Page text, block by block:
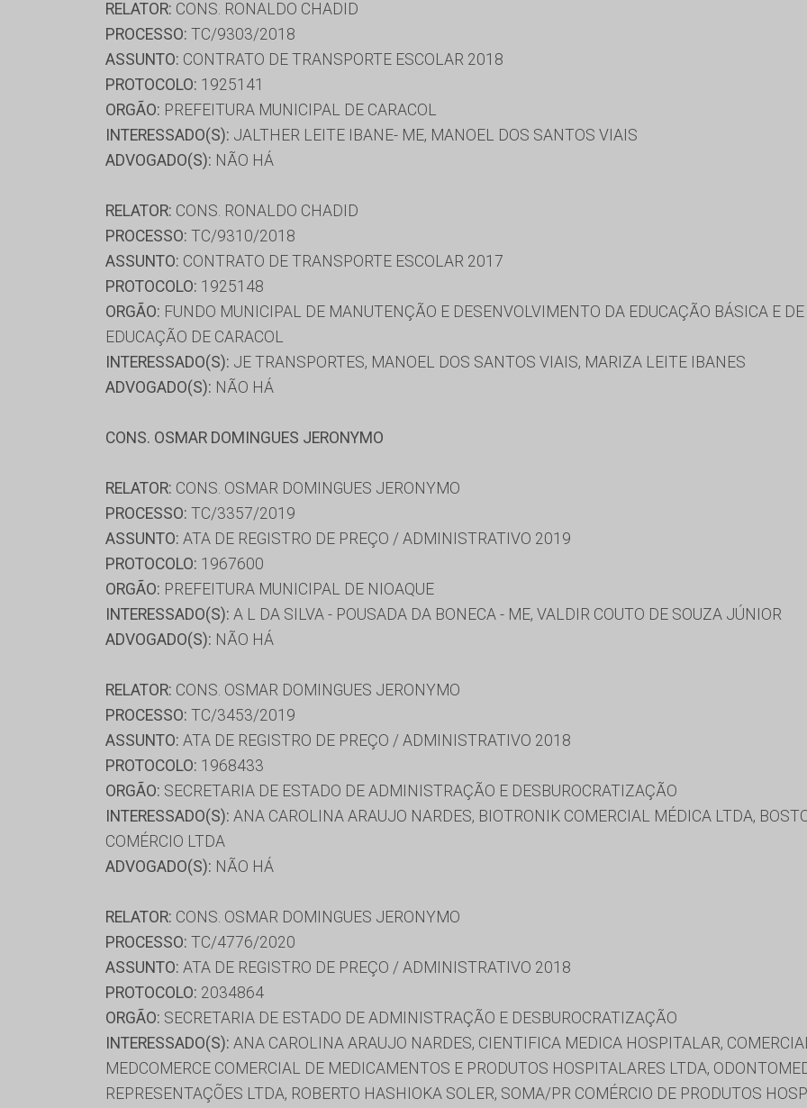
RELATOR: CONS. RONALDO CHADID
PROCESSO: TC/9303/2018
ASSUNTO: CONTRATO DE TRANSPORTE ESCOLAR 2018
PROTOCOLO: 1925141
ORGÃO: PREFEITURA MUNICIPAL DE CARACOL
INTERESSADO(S): JALTHER LEITE IBANE- ME, MANOEL DOS SANTOS VIAIS
ADVOGADO(S): NÃO HÁ
RELATOR: CONS. RONALDO CHADID
PROCESSO: TC/9310/2018
ASSUNTO: CONTRATO DE TRANSPORTE ESCOLAR 2017
PROTOCOLO: 1925148
ORGÃO: FUNDO MUNICIPAL DE MANUTENÇÃO E DESENVOLVIMENTO DA EDUCAÇÃO BÁSICA E
EDUCAÇÃO DE CARACOL
INTERESSADO(S): JE TRANSPORTES, MANOEL DOS SANTOS VIAIS, MARIZA LEITE IBANES
ADVOGADO(S): NÃO HÁ
CONS. OSMAR DOMINGUES JERONYMO
RELATOR: CONS. OSMAR DOMINGUES JERONYMO
PROCESSO: TC/3357/2019
ASSUNTO: ATA DE REGISTRO DE PREÇO / ADMINISTRATIVO 2019
PROTOCOLO: 1967600
ORGÃO: PREFEITURA MUNICIPAL DE NIOAQUE
INTERESSADO(S): A L DA SILVA - POUSADA DA BONECA - ME, VALDIR COUTO DE SOUZA JÚNIOR
ADVOGADO(S): NÃO HÁ
RELATOR: CONS. OSMAR DOMINGUES JERONYMO
PROCESSO: TC/3453/2019
ASSUNTO: ATA DE REGISTRO DE PREÇO / ADMINISTRATIVO 2018
PROTOCOLO: 1968433
ORGÃO: SECRETARIA DE ESTADO DE ADMINISTRAÇÃO E DESBUROCRATIZAÇÃO
INTERESSADO(S): ANA CAROLINA ARAUJO NARDES, BIOTRONIK COMERCIAL MÉDICA LTDA,
COMÉRCIO LTDA
ADVOGADO(S): NÃO HÁ
RELATOR: CONS. OSMAR DOMINGUES JERONYMO
PROCESSO: TC/4776/2020
ASSUNTO: ATA DE REGISTRO DE PREÇO / ADMINISTRATIVO 2018
PROTOCOLO: 2034864
ORGÃO: SECRETARIA DE ESTADO DE ADMINISTRAÇÃO E DESBUROCRATIZAÇÃO
INTERESSADO(S): ANA CAROLINA ARAUJO NARDES, CIENTIFICA MEDICA HOSPITALAR,
MEDCOMERCE COMERCIAL DE MEDICAMENTOS E PRODUTOS HOSPITALARES LTDA,
REPRESENTAÇÕES LTDA, ROBERTO HASHIOKA SOLER, SOMA/PR COMÉRCIO DE PRODUTOS